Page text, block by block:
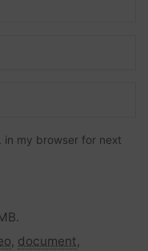
in my browser for next
, document,